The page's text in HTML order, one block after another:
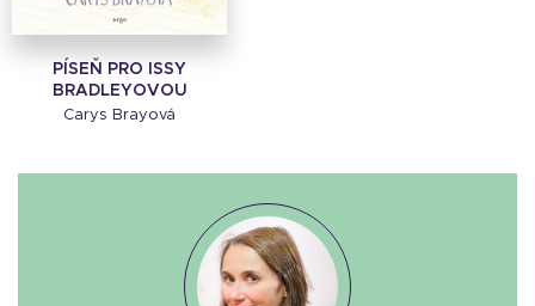
PÍSEŇ PRO ISSY
BRADLEYOVOU
Carys Brayová